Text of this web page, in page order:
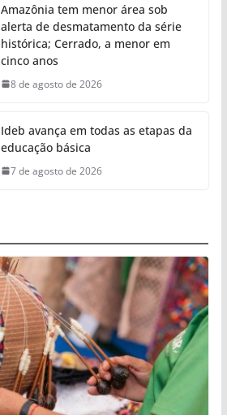
Amazônia tem menor área sob
alerta de desmatamento da série
histórica; Cerrado, a menor em
cinco anos
8 de agosto de 2026
Ideb avança em todas as etapas da
educação básica
7 de agosto de 2026